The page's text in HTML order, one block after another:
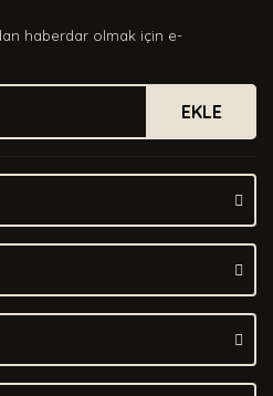
bilgiler bulunuyor.
daha pahalı.
olmalı.
haberdar olmak için e-
EKLE